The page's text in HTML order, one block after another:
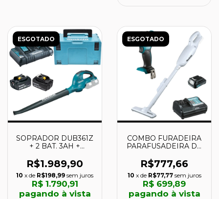
ESGOTADO
SOPRADOR DUB361Z
+ 2 BAT. 3AH +
+ MALETA MPAC -
MAKITA
R$1.989,90
10 x de R$198,99 sem juros
R$ 1.790,91
pagando à vista
ESGOTADO
COMBO FURADEIRA
PARAFUSADEIRA DE
ASPIRADOR CL106 -
MAKITA
R$777,66
10 x de R$77,77 sem juros
R$ 699,89
pagando à vista